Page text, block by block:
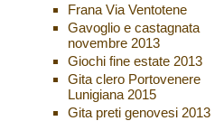
Frana Via Ventotene
Gavoglio e castagnata
novembre 2013
Giochi fine estate 2013
Gita clero Portovenere
Lunigiana 2015
Gita preti genovesi 2013